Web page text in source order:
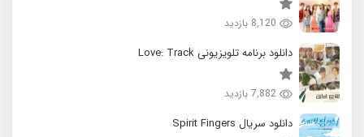
8,120 بازدید
دانلود برنامه تلویزیونی Love: Track
7,882 بازدید
دانلود سریال Spirit Fingers